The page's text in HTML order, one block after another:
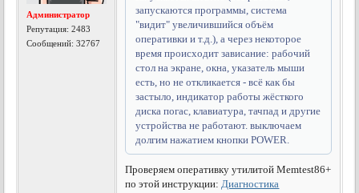
Администратор
Репутация:2483
Сообщений: 32767
запускаются программы, система
"видит" увеличившийся объём
оперативки и т.д.), а через некоторое
время происходит зависание: рабочий
стол на экране, окна, указатель мыши
есть, но не откликается - всё как бы
застыло, индикатор работы жёсткого
диска погас, клавиатура, тачпад и другие
устройства не работают. выключаем
долгим нажатием кнопки POWER.
Проверяем оперативку утилитой Memtest86+
по этой инструкции:Диагностика